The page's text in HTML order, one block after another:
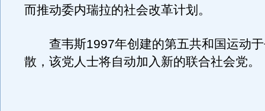
而推动委内瑞拉的社会改革计划。
查韦斯1997年创建的第五共和国运动于
散，该党人士将自动加入新的联合社会党。